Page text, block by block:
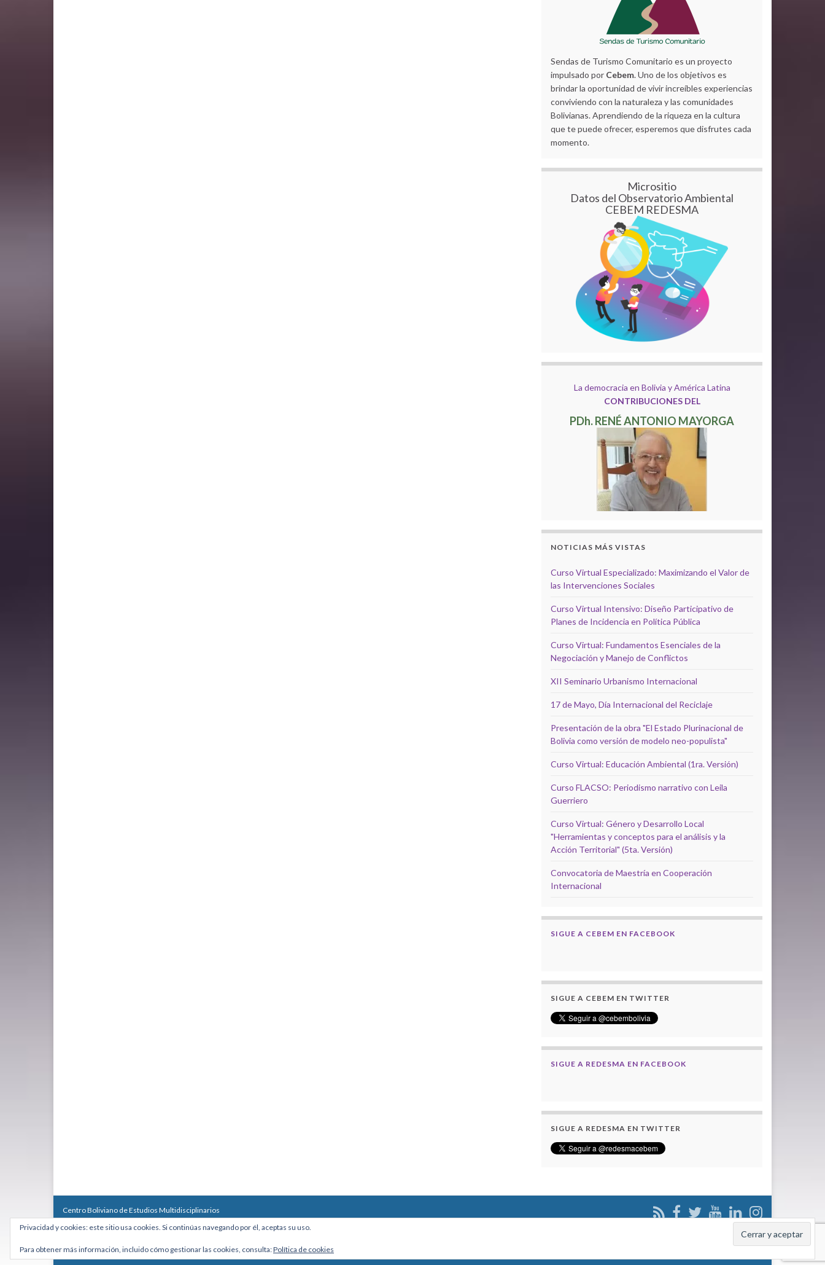
Sendas de Turismo Comunitario es un proyecto
impulsado por Cebem. Uno de los objetivos es
brindar la oportunidad de vivir increíbles experiencias
conviviendo con la naturaleza y las comunidades
Bolivianas. Aprendiendo de la riqueza en la cultura
que te puede ofrecer, esperemos que disfrutes cada
momento.
Micrositio
Datos del Observatorio Ambiental
CEBEM REDESMA
La democracia en Bolivia y América Latina
CONTRIBUCIONES DEL
PDh. RENÉ ANTONIO MAYORGA
NOTICIAS MÁS VISTAS
Curso Virtual Especializado: Maximizando el Valor de
las Intervenciones Sociales
Curso Virtual Intensivo: Diseño Participativo de
Planes de Incidencia en Política Pública
Curso Virtual: Fundamentos Esenciales de la
Negociación y Manejo de Conflictos
XII Seminario Urbanismo Internacional
17 de Mayo, Día Internacional del Reciclaje
Presentación de la obra "El Estado Plurinacional de
Bolivia como versión de modelo neo-populista"
Curso Virtual: Educación Ambiental (1ra. Versión)
Curso FLACSO: Periodismo narrativo con Leila
Guerriero
Curso Virtual: Género y Desarrollo Local
"Herramientas y conceptos para el análisis y la
Acción Territorial" (5ta. Versión)
Convocatoria de Maestría en Cooperación
Internacional
SIGUE A CEBEM EN FACEBOOK
SIGUE A CEBEM EN TWITTER
SIGUE A REDESMA EN FACEBOOK
SIGUE A REDESMA EN TWITTER
Centro Boliviano de Estudios Multidisciplinarios
Calle Macario Pinilla # 2588 esq. Av. Arce, Edificio Arcadia, Mezzanine, Of. 101 - La Paz, Bolivia
Teléfono: +591 2431818 - Celular: +591 73027636
Hecho con
por Graphene Themes.
Privacidad y cookies: este sitio usa cookies. Si continúas navegando por él, aceptas su uso.
Para obtener más información, incluido cómo gestionar las cookies, consulta:Política de cookies